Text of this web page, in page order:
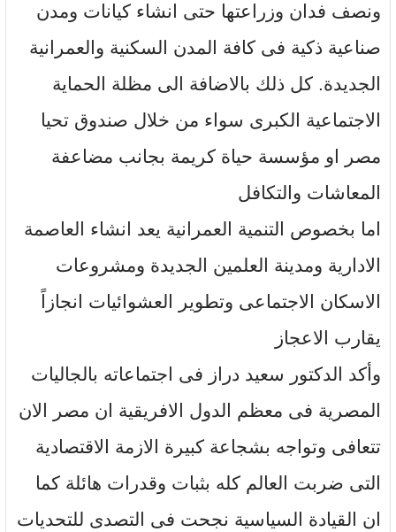
ونصف فدان وزراعتها حتى انشاء كيانات ومدن
صناعية ذكية فى كافة المدن السكنية والعمرانية
الجديدة. كل ذلك بالاضافة الى مظلة الحماية
الاجتماعية الكبرى سواء من خلال صندوق تحيا
مصر او مؤسسة حياة كريمة بجانب مضاعفة
المعاشات والتكافل
اما بخصوص التنمية العمرانية يعد انشاء العاصمة
الادارية ومدينة العلمين الجديدة ومشروعات
الاسكان الاجتماعى وتطوير العشوائيات انجازاً
يقارب الاعجاز
وأكد الدكتور سعيد دراز فى اجتماعاته بالجاليات
المصرية فى معظم الدول الافريقية ان مصر الان
تتعافى وتواجه بشجاعة كبيرة الازمة الاقتصادية
التى ضربت العالم كله بثبات وقدرات هائلة كما
ان القيادة السياسية نجحت فى التصدى للتحديات